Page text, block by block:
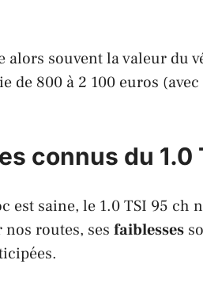
alors souvent la valeur du
de 800 à 2 100 euros
connus du 1.0
saine, le 1.0 TSI 95 ch
routes, ses faiblesses